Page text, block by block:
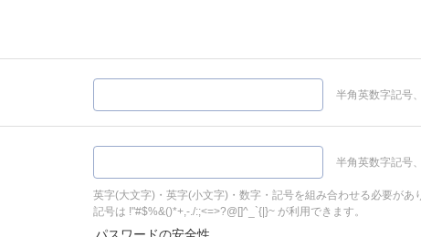
半角英数字記号
半角英数字記号
英字(大文字)・英字(小文字)・数字・記号を組み合わせる必要があ
記号は !"#$%&()*+,-./:;<=>?@[]^_`{|}~ が利用できます。